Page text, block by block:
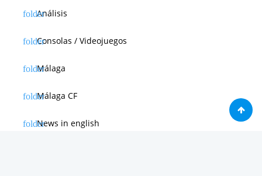
Análisis
Consolas / Videojuegos
Málaga
Málaga CF
News in english